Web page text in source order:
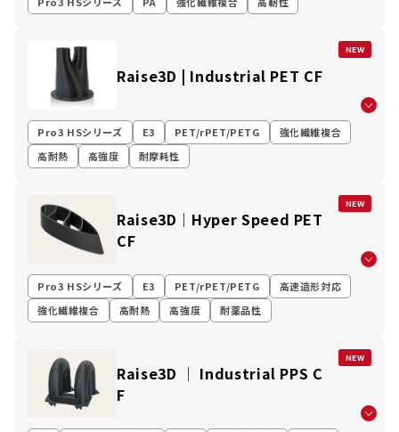
NEW
Raise3D | Industrial PET CF
Pro3 HSシリーズ E3 PET/rPET/PETG
強化繊維複合
高耐熱
高強度 耐摩耗性
NEW
Raise3D│Hyper Speed PET
CF
Pro3 HSシリーズ E3 PET/rPET/PETG
高速造形対応
強化繊維複合
高耐熱 高強度 耐薬品性
NEW
Raise3D │ Industrial PPS C
F